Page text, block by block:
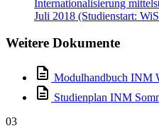
Internationalisierung
Juli 2018 (Studienstart:
Weitere Dokumente
Modulhandbuch INM
Studienplan INM
03